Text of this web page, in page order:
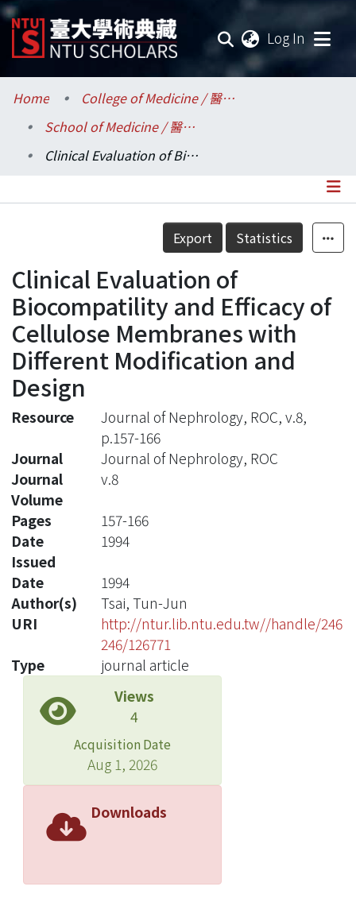
Log In
Communities & Collections
Research Outputs
Statistics
Home
College of Medicine / 醫學院
School of Medicine / 醫學系
Clinical Evaluation of Biocompatility and Efficacy of Cellulose Membranes with Different Modification and Design
Details
Export Statistics
Clinical Evaluation of
Biocompatility and Efficacy of
Cellulose Membranes with
Different Modification and
Design
Resource
Journal of Nephrology, ROC, v.8,
p.157-166
Journal
Journal of Nephrology, ROC
Journal
Volume
v.8
Pages
157-166
Date
Issued
1994
Date
1994
Author(s)
Tsai, Tun-Jun
URI
http://ntur.lib.ntu.edu.tw//handle/246
246/126771
Type
journal article
Views
4
Acquisition Date
Aug 1, 2026
Downloads